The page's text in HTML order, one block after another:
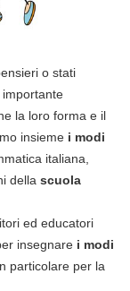
o stati
importante
la loro forma e il
insieme i modi
italiana,
della scuola
ed educatori
insegnare i modi
in particolare per la